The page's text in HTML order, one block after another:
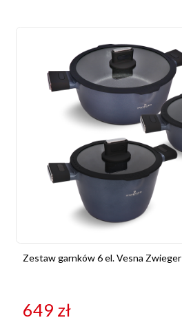
Zestaw garnków 6 el. Vesna Zwieger
649 zł